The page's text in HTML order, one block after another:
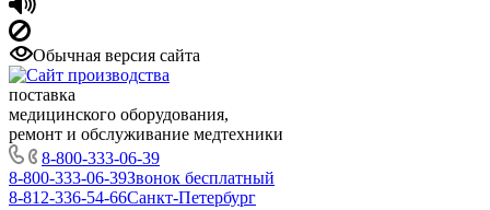
Обычная версия сайта
поставка
медицинского оборудования,
ремонт и обслуживание медтехники
8-800-333-06-39
8-800-333-06-39Звонок бесплатный
8-812-336-54-66Санкт-Петербург